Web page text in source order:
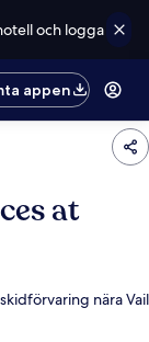
och logga
appen
at
nära Vail